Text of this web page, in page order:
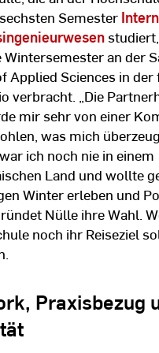
Semester
Wintersemester an der
Applied Sciences in der
verbracht. „Die
mir sehr von einer
was mich
ich noch nie in einem
Land und wollte
Winter erleben und
Nülle ihre Wahl.
noch ihr Reiseziel
Praxisbezug